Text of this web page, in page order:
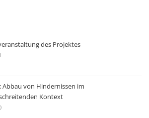
des Projektes
Abbau von Hindernissen im
Kontext